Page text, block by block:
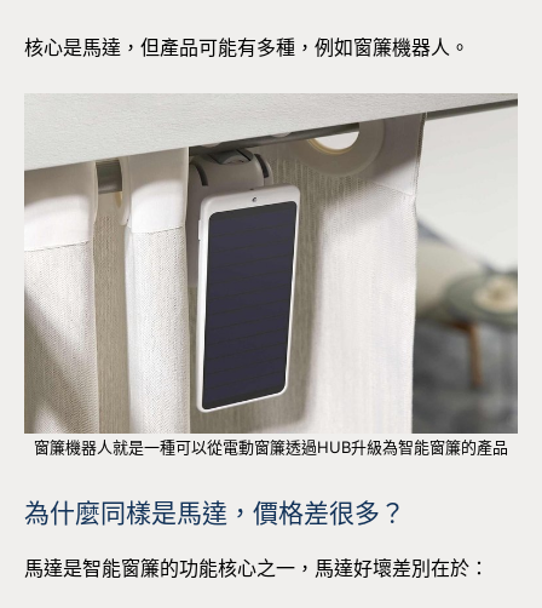
核心是馬達，但產品可能有多種，例如窗簾機器人。
窗簾機器人就是一種可以從電動窗簾透過HUB升級為智能窗簾的產品
為什麼同樣是馬達，價格差很多？
馬達是智能窗簾的功能核心之一，馬達好壞差別在於：